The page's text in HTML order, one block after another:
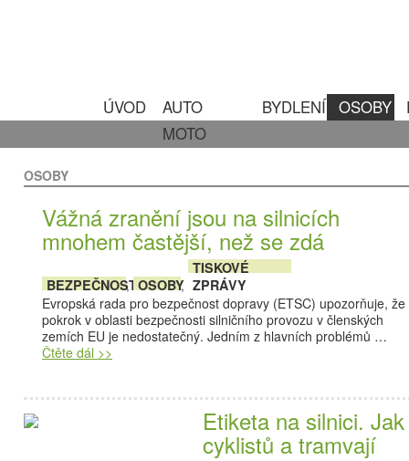
ÚVOD
AUTO
MOTO
BYDLENÍ OSOBY
OSOBY
Vážná zranění jsou na silnicích
mnohem častější, než se zdá
BEZPEČNOST
, OSOBY,
TISKOVÉ
ZPRÁVY
Evropská rada pro bezpečnost dopravy (ETSC) upozorňuje, že
pokrok v oblasti bezpečnosti silničního provozu v členských
zemích EU je nedostatečný. Jedním z hlavních problémů …
Čtěte dál >>
Etiketa na silnici.
cyklistů a tramvají